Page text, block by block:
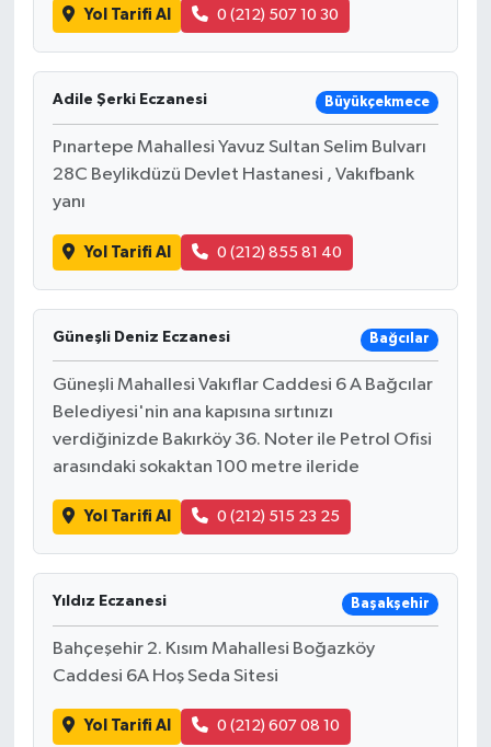
Yol Tarifi Al 0 (212) 507 10 30
Adile Şerki Eczanesi Büyükçekmece
Pınartepe Mahallesi Yavuz Sultan Selim Bulvarı
28C Beylikdüzü Devlet Hastanesi , Vakıfbank
yanı
Yol Tarifi Al 0 (212) 855 81 40
Güneşli Deniz Eczanesi Bağcılar
Güneşli Mahallesi Vakıflar Caddesi 6 A Bağcılar
Belediyesi'nin ana kapısına sırtınızı
verdiğinizde Bakırköy 36. Noter ile Petrol Ofisi
arasındaki sokaktan 100 metre ileride
Yol Tarifi Al 0 (212) 515 23 25
Yıldız Eczanesi Başakşehir
Bahçeşehir 2. Kısım Mahallesi Boğazköy
Caddesi 6A Hoş Seda Sitesi
Yol Tarifi Al 0 (212) 607 08 10